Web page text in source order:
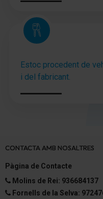
Sistema antibloqueo
Distribuidor
Asistente del freno
assist) con Freno
Columna de
Estoc procedent de
i del fabricant.
CONTACTA AMB NOSALTRES
Pàgina de Contacte
Molins de Rei: 936684137
Fornells de la Selva: